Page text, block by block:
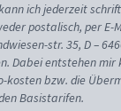
ich jederzeit
postalisch, per E-
str. 35, D –
Dabei entstehen mir
kosten bzw. die
Basistarifen.